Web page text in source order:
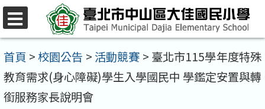
跳
至
主
要
內
首頁 >校園公告 > 活動競賽 > 臺北市115學年度特殊
教育需求(身心障礙)學生入學國民中 學鑑定安置與轉
銜服務家長說明會
選
單